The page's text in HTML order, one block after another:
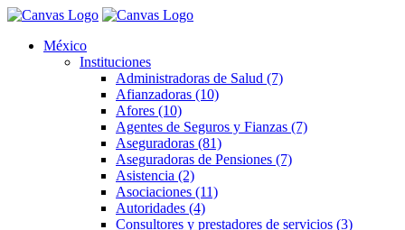
México
Instituciones
Administradoras de Salud (7)
Afianzadoras (10)
Afores (10)
Agentes de Seguros y Fianzas (7)
Aseguradoras (81)
Aseguradoras de Pensiones (7)
Asistencia (2)
Asociaciones (11)
Autoridades (4)
Consultores y prestadores de servicios (3)